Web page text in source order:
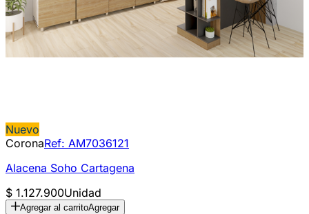
Nuevo
CoronaRef: AM7036121
Alacena Soho Cartagena
$ 1.127.900Unidad
Agregar al carritoAgregar